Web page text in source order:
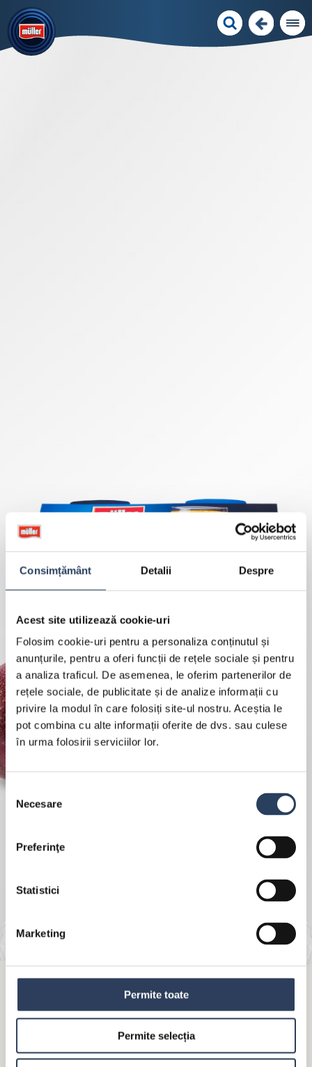
Consimțământ Detalii Despre
Acest site utilizează cookie-uri
Folosim cookie-uri pentru a personaliza conținutul și
anunțurile, pentru a oferi funcții de rețele sociale și pentru
a analiza traficul. De asemenea, le oferim partenerilor de
rețele sociale, de publicitate și de analize informații cu
privire la modul în care folosiți site-ul nostru. Aceștia le
pot combina cu alte informații oferite de dvs. sau culese
în urma folosirii serviciilor lor.
Selecția
consimțământului
Necesare
Preferinţe
Statistici
Marketing
Permite toate
Permite selecția
MÜLLER FRUIT PASSION - PIERSICI &
FRUCTUL PASIUNII